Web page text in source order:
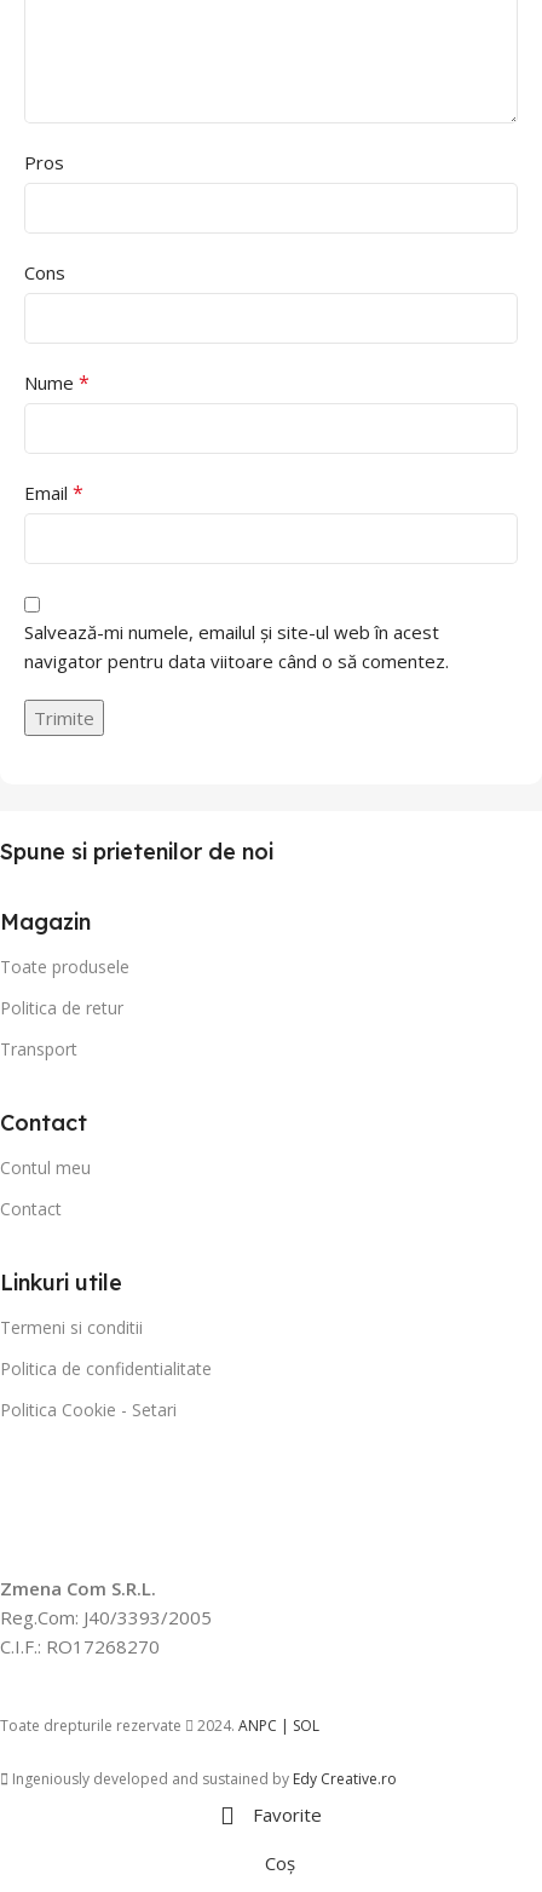
Pros
Cons
Nume *
Email *
Salvează-mi numele, emailul și site-ul web în acest
navigator pentru data viitoare când o să comentez.
Spune si prietenilor de noi
Magazin
Toate produsele
Politica de retur
Transport
Contact
Contul meu
Contact
Linkuri utile
Termeni si conditii
Politica de confidentialitate
Politica Cookie - Setari
Zmena Com S.R.L.
Reg.Com: J40/3393/2005
C.I.F.: RO17268270
Toate drepturile rezervate 2024. ANPC | SOL
Ingeniously developed and sustained by Edy Creative.ro
Favorite
Coș